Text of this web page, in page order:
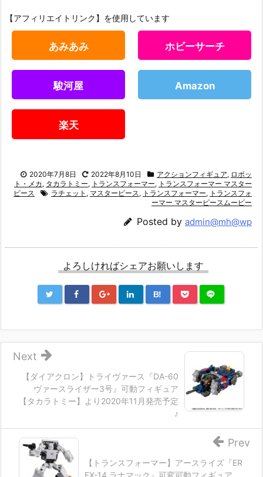
【アフィリエイトリンク】を使用しています
あみあみ ホビーサーチ
駿河屋 Amazon
楽天
2020年7月8日 2022年8月10日 アクションフィギュア, ロボッ
ト・メカ , タカラトミー, トランスフォーマー, トランスフォーマー マスター
ピース
ラチェット , マスターピース , トランスフォーマー, トランスフォ
ーマー マスターピースムービー
Posted by admin@mh@wp
よろしければシェアお願いします
B!
【ダイアクロン】トライヴァース『DA-60
ヴァースライザー3号』可動フィギュア
【タカラトミー】より2020年11月発売予定
♪
Next
【トランスフォーマー】アースライズ『ER
EX-14 ラナマック』可変可動フィギュア
Prev